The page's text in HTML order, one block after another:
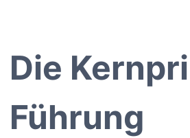
Die
Führung